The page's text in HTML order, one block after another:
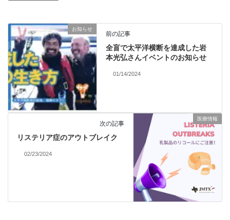
お知らせ
前の記事
全盲で太平洋横断を達成した岩
本光弘さんイベントのお知らせ
01/14/2024
医療情報
次の記事
リステリア症のアウトブレイク
02/23/2024